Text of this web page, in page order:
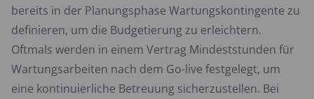
bereits in der Planungsphase Wartungskontingente zu
definieren, um die Budgetierung zu erleichtern.
Oftmals werden in einem Vertrag Mindeststunden für
Wartungsarbeiten nach dem Go-live festgelegt, um
eine kontinuierliche Betreuung sicherzustellen. Bei